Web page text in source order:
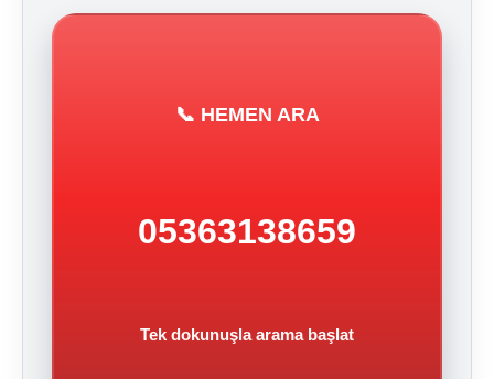
📞 HEMEN ARA
05363138659
Tek dokunuşla arama başlat